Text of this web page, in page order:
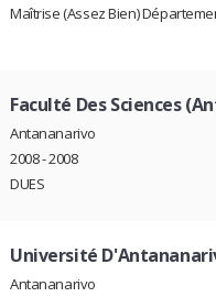
Maîtrise (Assez Bien)
Faculté Des Sciences
Antananarivo
2008 - 2008
DUES
Université
Antananarivo